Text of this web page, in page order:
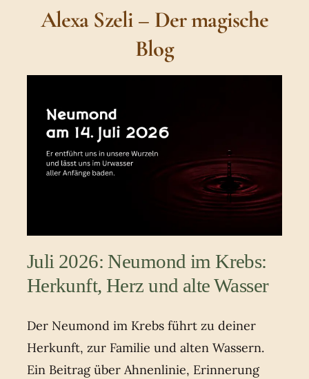
Alexa Szeli – Der magische
Blog
Juli 2026: Neumond im Krebs:
Herkunft, Herz und alte Wasser
Der Neumond im Krebs führt zu deiner
Herkunft, zur Familie und alten Wassern.
Ein Beitrag über Ahnenlinie, Erinnerung